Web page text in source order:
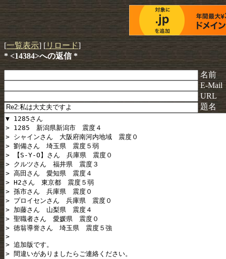
[一覧表示] [リロード]
* <14384>への返信 *
名前
E-Mail
URL
題名